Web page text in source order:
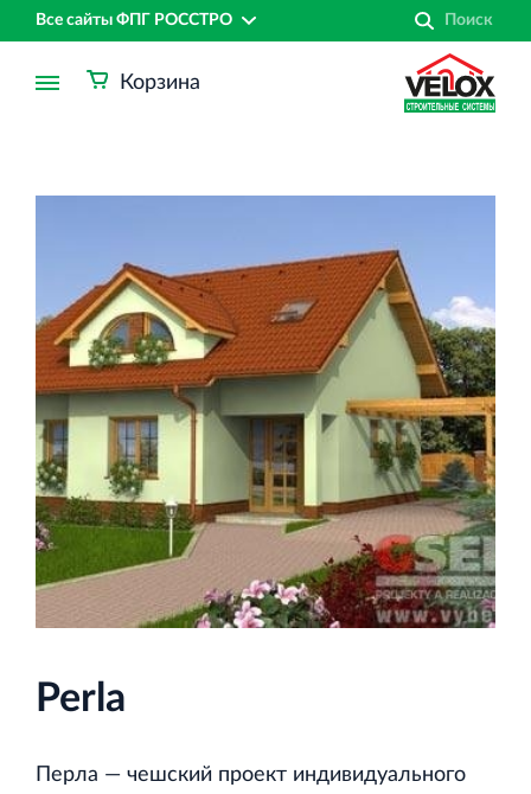
Все сайты ФПГ РОССТРО
Финансово‐промышленная группа РОССТРО
Аренда недвижимости в Санкт‐Петербурге
и Ленинградской области
Строительная система ROSSTRO‐VELOX
Корзина
Perla
Перла — чешский проект индивидуального